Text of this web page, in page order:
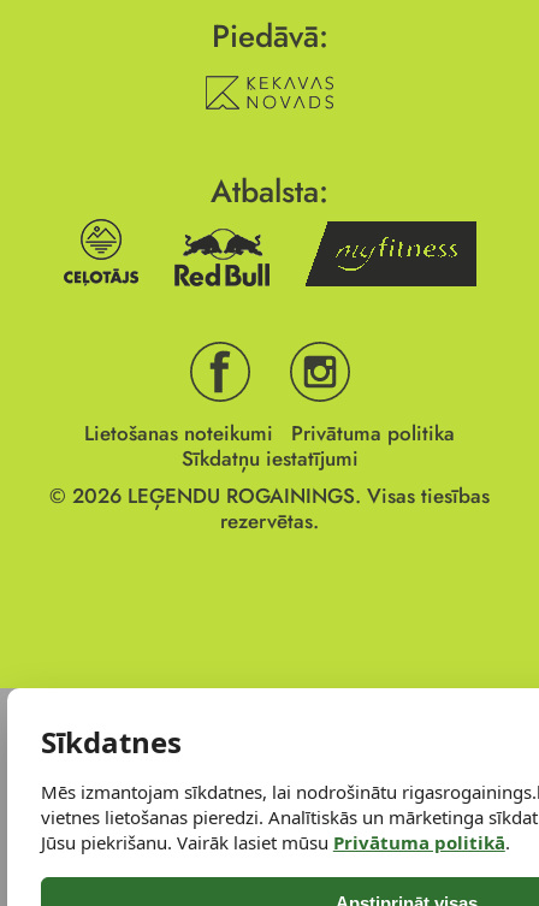
Piedāvā:
Atbalsta:
Lietošanas noteikumi
Privātuma politika
Sīkdatņu iestatījumi
© 2026 LEĢENDU ROGAININGS. Visas tiesības
rezervētas.
Sīkdatnes
Mēs izmantojam sīkdatnes, lai nodrošinātu
vietnes lietošanas pieredzi. Analītiskās un mārketinga
Jūsu piekrišanu. Vairāk lasiet mūsu Privātuma politikā.